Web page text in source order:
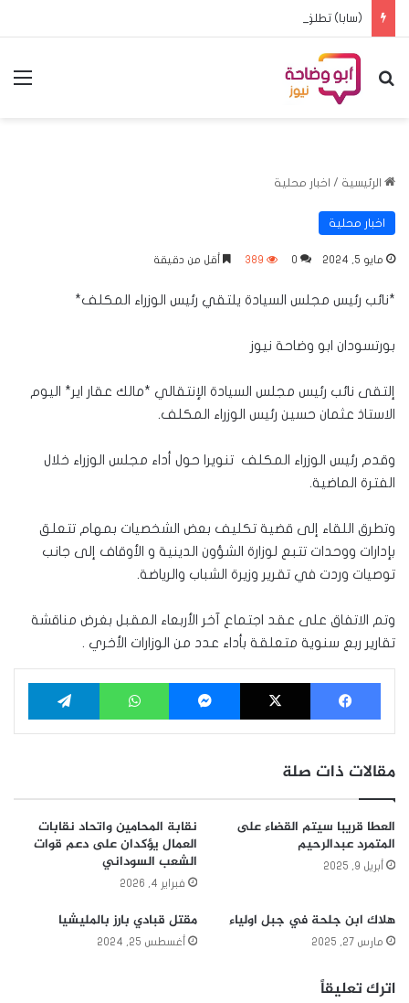
(سابا) تطلق (ماراثون المشي) بالساحة الخضراء
بحث عن
الرئيسية / اخبار محلية
اخبار محلية
مايو 5, 2024 0
389 أقل من دقيقة
*نائب رئيس مجلس السيادة يلتقي رئيس الوزراء المكلف*
بورتسودان ابو وضاحة نيوز
إلتقى نائب رئيس مجلس السيادة الإنتقالي *مالك عقار اير* اليوم
الاستاذ عثمان حسين رئيس الوزراء المكلف.
وقدم رئيس الوزراء المكلف تنويرا حول أداء مجلس الوزراء خلال
الفترة الماضية.
وتطرق اللقاء إلى قضية تكليف بعض الشخصيات بمهام تتعلق
بإدارات ووحدات تتبع لوزارة الشؤون الدينية و الأوقاف إلى جانب
توصيات وردت في تقرير وزيرة الشباب والرياضة.
وتم الاتفاق على عقد اجتماع آخر الأربعاء المقبل بغرض مناقشة
تقارير ربع سنوية متعلقة بأداء عدد من الوزارات الأخري .
فيسبوك ‫X ماسنجر واتساب
مقالات ذات صلة
العطا قريبا سيتم القضاء على
المتمرد عبدالرحيم
أبريل 9, 2025
نقابة المحامين واتحاد نقابات
العمال يؤكدان على دعم قوات
الشعب السوداني
فبراير 4, 2026
هلاك ابن جلحة في جبل اولياء
مارس 27, 2025
مقتل قبادي بارز بالمليشيا
أغسطس 25, 2024
اترك تعليقاً